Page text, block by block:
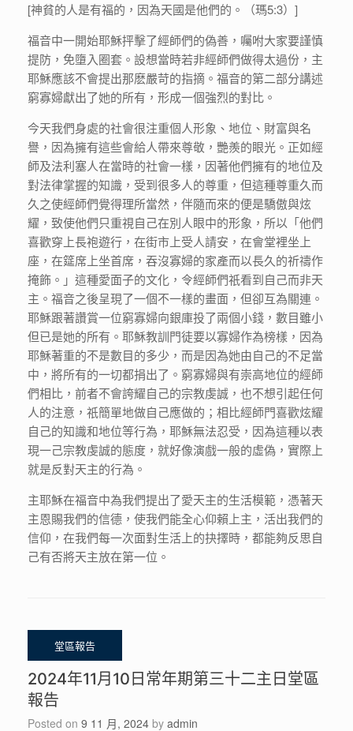
[神貧的人是有福的，因為天國是他們的。（瑪5:3）]
福音中一開始耶穌抨擊了經師們的偽善，囑咐大家要謹慎
提防，免墮入圈套。設想當時若非經師們做得太過份，主
耶穌應該不會提出那麽嚴苛的指摘。福音的第二部分講述
窮寡婦獻出了她的所有，形成一個強烈的對比。
今天我們身處的社會很注重個人形象、地位、財富與名
譽，因為擁有這些會給人帶來尊敬，艷羨的眼光。正如經
師及法利塞人在當時的社會一樣，因著他們擁有的地位及
對法律掌握的知識，受到很多人的尊重，但這種尊重久而
久之使經師們覺得理所當然，伴隨而來的便是驕傲與炫
耀，致使他們只重視自己在別人眼中的形象，所以「他們
喜歡穿上長袍遊行，在街市上受人請安，在會堂裡坐上
座，在筵席上坐首席，吞沒寡婦的家產而以長久的祈禱作
掩飾。」這種愛面子的文化，令經師們祇看到自己而非天
主。福音之後呈現了一個不一樣的畫面，但卻互為關連。
耶穌跟著讚賞一位窮寡婦向銀庫投了兩個小錢，數目雖小
但已是她的所有。耶穌教訓門徒要以寡婦作為榜樣，因為
耶穌著重的不是數目的多少，而是因為她由自己的不足當
中，將所有的一切都捐出了。窮寡婦與有崇高地位的經師
們相比，前者不會誇耀自己的宗教虔誠，也不想引起任何
人的注意，祇簡單地做自己應做的；相比經師門喜歡炫耀
自己的知識和地位等行為，耶穌無法忍受，因為這種以表
現一己宗教虔誠的態度，就好像演戲一般的虛偽，實際上
就是反對天主的行為。
主耶穌在福音中為我們提出了愛天主的生活模範，憑著天
主恩賜我們的信德，使我們能全心仰賴上主，活出我們的
信仰，在我們每一次面對生活上的抉擇時，都能夠反思自
己有否將天主放在第一位。
2024年11月10日常年期第三十二主日堂區
報告
Posted on 9 11 月, 2024 by admin